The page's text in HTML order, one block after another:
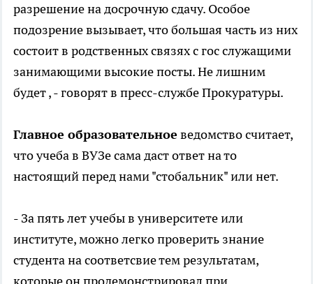
разрешение на досрочную сдачу. Особое
подозрение вызывает, что большая часть из них
состоит в родственных связях с гос служащими
занимающими высокие посты. Не лишним
будет , - говорят в пресс-службе Прокуратуры.
Главное образовательное ведомство считает,
что учеба в ВУЗе сама даст ответ на то
настоящий перед нами "стобальник" или нет.
- За пять лет учебы в университете или
институте, можно легко проверить знание
студента на соответсвие тем результатам,